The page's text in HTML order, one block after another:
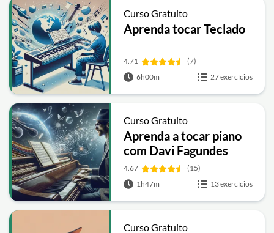
Curso Gratuito
Aprenda tocar Teclado
4.71
(7)
6h00m
27 exercícios
Curso Gratuito
Aprenda a tocar piano
com Davi Fagundes
4.67
(15)
1h47m
13 exercícios
Curso Gratuito